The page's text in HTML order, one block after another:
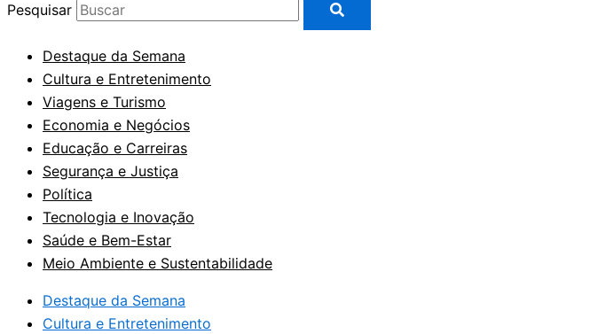
Pesquisar
Destaque da Semana
Cultura e Entretenimento
Viagens e Turismo
Economia e Negócios
Educação e Carreiras
Segurança e Justiça
Política
Tecnologia e Inovação
Saúde e Bem-Estar
Meio Ambiente e Sustentabilidade
Destaque da Semana
Cultura e Entretenimento